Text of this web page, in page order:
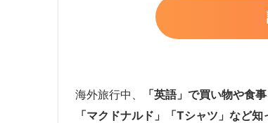
海外旅行中、 「英語」で買い物や食
「マクドナルド」「Tシャツ」など